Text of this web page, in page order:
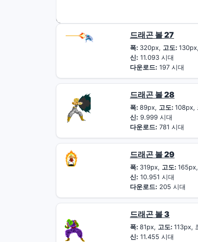
드래곤 볼 27
폭: 320px, 고도:130px,
신: 11.093 시대
다운로드: 197 시대
드래곤 볼 28
폭:89px, 고도:108px,
신: 9.999 시대
다운로드: 781 시대
드래곤 볼 29
폭: 319px, 고도:165px,
신: 10.951 시대
다운로드: 205 시대
드래곤 볼 3
폭:81px, 고도:113px,
신: 11.455 시대